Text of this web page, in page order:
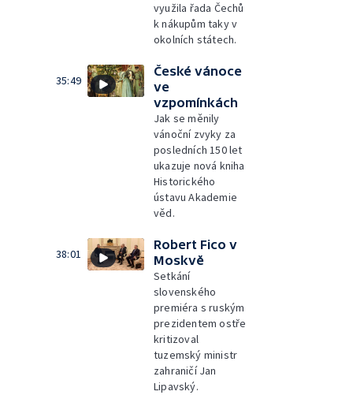
využila řada Čechů
k nákupům taky v
okolních státech.
35:49
České vánoce
ve
vzpomínkách
Jak se měnily
vánoční zvyky za
posledních 150 let
ukazuje nová kniha
Historického
ústavu Akademie
věd.
38:01
Robert Fico v
Moskvě
Setkání
slovenského
premiéra s ruským
prezidentem ostře
kritizoval
tuzemský ministr
zahraničí Jan
Lipavský.